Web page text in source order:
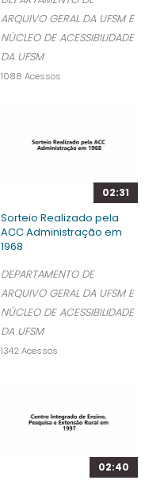
ARQUIVO GERAL DA UFSM E
NÚCLEO DE ACESSIBILIDADE
DA UFSM
1088 Acessos
02:31
Sorteio Realizado pela
ACC Administração em
1968
DEPARTAMENTO DE
ARQUIVO GERAL DA UFSM E
NÚCLEO DE ACESSIBILIDADE
DA UFSM
1342 Acessos
02:40